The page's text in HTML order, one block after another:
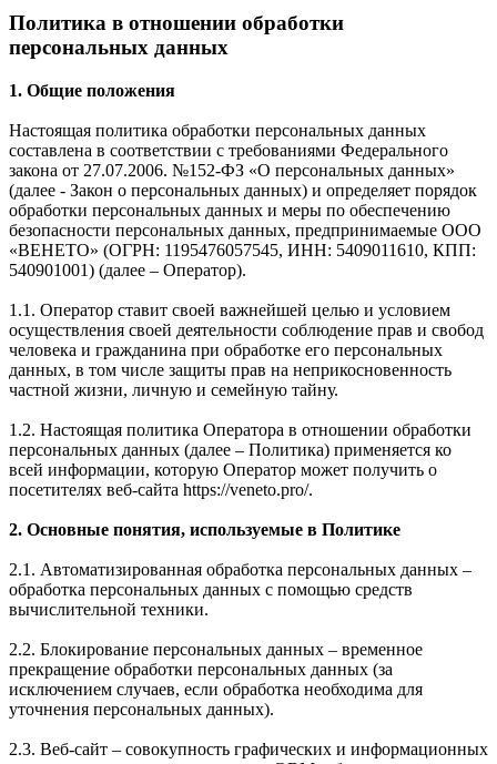
Политика в отношении обработки
персональных данных
1. Общие положения
Настоящая политика обработки персональных данных
составлена в соответствии с требованиями Федерального
закона от 27.07.2006. №152-ФЗ «О персональных данных»
(далее - Закон о персональных данных) и определяет порядок
обработки персональных данных и меры по обеспечению
безопасности персональных данных, предпринимаемые ООО
«ВЕНЕТО» (ОГРН: 1195476057545, ИНН: 5409011610, КПП:
540901001) (далее – Оператор).
1.1. Оператор ставит своей важнейшей целью и условием
осуществления своей деятельности соблюдение прав и свобод
человека и гражданина при обработке его персональных
данных, в том числе защиты прав на неприкосновенность
частной жизни, личную и семейную тайну.
1.2. Настоящая политика Оператора в отношении обработки
персональных данных (далее – Политика) применяется ко
всей информации, которую Оператор может получить о
посетителях веб-сайта https://veneto.pro/.
2. Основные понятия, используемые в Политике
2.1. Автоматизированная обработка персональных данных –
обработка персональных данных с помощью средств
вычислительной техники.
2.2. Блокирование персональных данных – временное
прекращение обработки персональных данных (за
исключением случаев, если обработка необходима для
уточнения персональных данных).
2.3. Веб-сайт – совокупность графических и информационных